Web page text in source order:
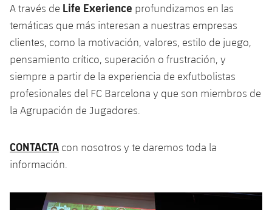
A través de Life Exerience profundizamos en las
temáticas que más interesan a nuestras empresas
clientes, como la motivación, valores, estilo de juego,
pensamiento crítico, superación o frustración, y
siempre a partir de la experiencia de exfutbolistas
profesionales del FC Barcelona y que son miembros de
la Agrupación de Jugadores.
CONTACTA con nosotros y te daremos toda la
información.
label.aria.chevronleft Siguiente